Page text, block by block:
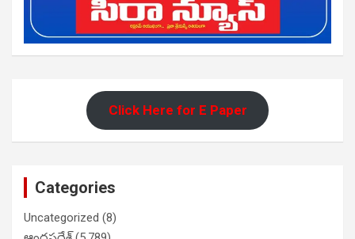
Click Here for E Paper
Categories
Uncategorized (8)